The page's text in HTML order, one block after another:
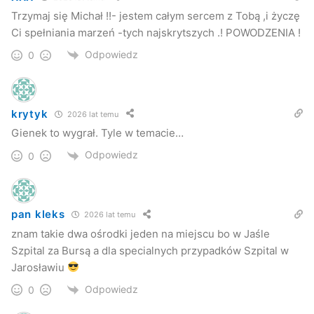
co podczas mojego występu działo się na scenie.
Najtrudniejszy był dla mnie przedostatni odcinek i
wykonanie piosenki Niemena „Wspomnienie
Zdaniem Michała po programie X-Factor coraz więcej osób
otwiera się na świat.– Dostaję od ludzi mnóstwo
wiadomości, w których dziękują mi, że pokazałem, iż w
naprawdę. A ja jestem chłopakiem, który lubi śpiewać i
bawić się własnym wizerunkiem
(…)
/wz-s/
Szczegóły w numerze – strona 9.
Trzymaj się Michał !!- jestem całym sercem z Tobą ,i życzę
Ci spełniania marzeń -tych najskrytszych .! POWODZENIA !
0 Odpowiedz
krytyk 2026 lat temu
Gienek to wygrał. Tyle w temacie…
0 Odpowiedz
pan kleks 2026 lat temu
znam takie dwa ośrodki jeden na miejscu bo w Jaśle
Szpital za Bursą a dla specialnych przypadków Szpital w
Jarosławiu
0 Odpowiedz